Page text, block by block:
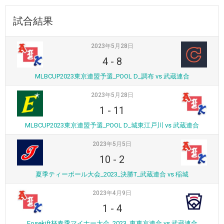
試合結果
2023年5月28日
4- 8
MLBCUP2023東京連盟予選_POOL D_調布 vs 武蔵連合
2023年5月28日
1 - 11
MLBCUP2023東京連盟予選_POOL D_城東江戸川 vs 武蔵連合
2023年5月5日
10 - 2
夏季ティーボール大会_2023_決勝T_武蔵連合 vs 稲城
2023年4月9日
1 - 4